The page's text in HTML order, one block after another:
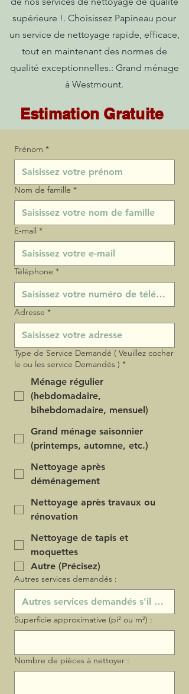
supérieure !. Choisissez Papineau pour
un service de nettoyage rapide, efficace,
tout en maintenant des normes de
qualité exceptionnelles.: Grand ménage
à Westmount.
Estimation Gratuite
Prénom *
Nom de famille *
E‑mail *
Téléphone *
Adresse *
Type de Service Demandé ( Veuillez cocher
le ou les service Demandés ) *
Ménage régulier
(hebdomadaire,
bihebdomadaire, mensuel)
Grand ménage saisonnier
(printemps, automne, etc.)
Nettoyage après
déménagement
Nettoyage après travaux ou
rénovation
Nettoyage de tapis et
moquettes
Autre (Précisez)
Autres services demandés :
Superficie approximative (pi² ou m²) :
Nombre de pièces à nettoyer :